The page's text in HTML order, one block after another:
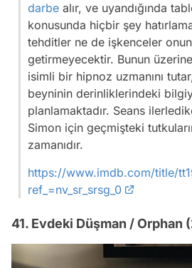
darbe alır, ve uyandığında
konusunda hiçbir şey
tehditler ne de işkenceler onun
getirmeyecektir. Bunun
isimli bir hipnoz uzmanını
beyninin derinliklerindeki
planlamaktadır. Seans
Simon için geçmişteki
zamanıdır.
https://www.imdb.com/title/
ref_=nv_sr_srsg_0
41. Evdeki Düşman / Orphan